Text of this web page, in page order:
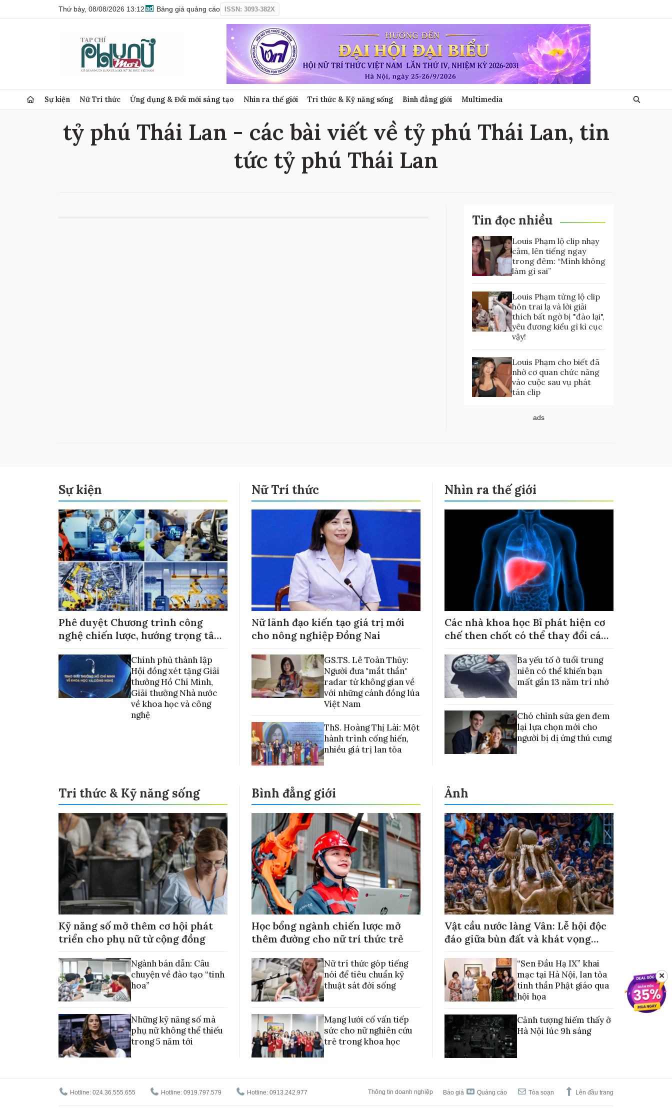
Thứ bảy, 08/08/2026 13:12 Bảng giá quảng cáo ISSN: 3093-382X
Sự kiện Nữ Trí thức Ứng dụng & Đổi mới sáng tạo Nhìn ra thế giới Tri thức & Kỹ năng sống Bình đẳng giới Multimedia
tỷ phú Thái Lan - các bài viết về tỷ phú Thái Lan, tin
tức tỷ phú Thái Lan
Tin đọc nhiều
Louis Phạm lộ clip nhạy
cảm, lên tiếng ngay
trong đêm: “Mình không
làm gì sai”
Louis Phạm từng lộ clip
hôn trai lạ và lời giải
thích bất ngờ bị "đào lại",
yêu đương kiểu gì kì cục
vậy!
Louis Phạm cho biết đã
nhờ cơ quan chức năng
vào cuộc sau vụ phát
tán clip
ads
Sự kiện
Phê duyệt Chương trình công
nghệ chiến lược, hướng trọng tâm
Chính phủ thành lập
Hội đồng xét tặng Giải
thưởng Hồ Chí Minh,
Giải thưởng Nhà nước
về khoa học và công
nghệ
Nữ Trí thức
Nữ lãnh đạo kiến tạo giá trị mới
cho nông nghiệp Đồng Nai
GS.TS. Lê Toàn Thủy:
Người đưa "mắt thần"
radar từ không gian về
với những cánh đồng lúa
Việt Nam
ThS. Hoàng Thị Lài: Một
hành trình cống hiến,
nhiều giá trị lan tỏa
Nhìn ra thế giới
Các nhà khoa học Bỉ phát hiện cơ
chế then chốt có thể thay đổi cách
Ba yếu tố ở tuổi trung
niên có thể khiến bạn
mất gần 13 năm trí nhớ
Chó chỉnh sửa gen đem
lại lựa chọn mới cho
người bị dị ứng thú cưng
Tri thức & Kỹ năng sống
Kỹ năng số mở thêm cơ hội phát
triển cho phụ nữ từ cộng đồng
Ngành bán dẫn: Câu
chuyện về đào tạo “tinh
hoa”
Những kỹ năng số mà
phụ nữ không thể thiếu
trong 5 năm tới
Bình đẳng giới
Học bổng ngành chiến lược mở
thêm đường cho nữ trí thức trẻ
Nữ trí thức góp tiếng
nói để tiêu chuẩn kỹ
thuật sát đời sống
Mạng lưới cố vấn tiếp
sức cho nữ nghiên cứu
trẻ trong khoa học
Ảnh
Vật cầu nước làng Vân: Lễ hội độc
đáo giữa bùn đất và khát vọng
“Sen Đầu Hạ IX” khai
mạc tại Hà Nội, lan tỏa
tinh thần Phật giáo qua
hội họa
Cảnh tượng hiếm thấy ở
Hà Nội lúc 9h sáng
Hotline: 024.36.555.655 Hotline: 0919.797.579 Hotline: 0913.242.977 Thông tin doanh nghiệp Báo giá Quảng cáo Tòa soạn Lên đầu trang
✕